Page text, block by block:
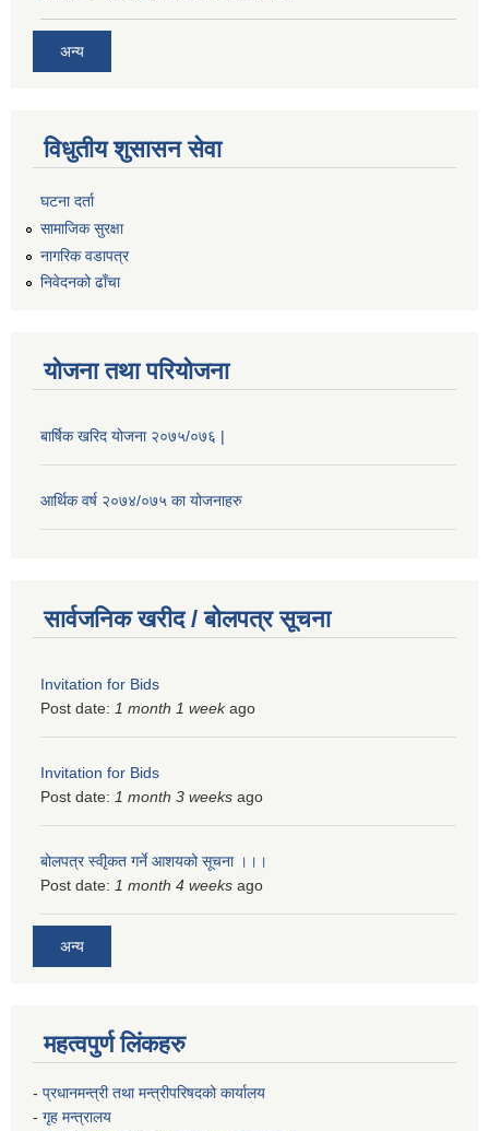
अन्य
विधुतीय शुसासन सेवा
घटना दर्ता
सामाजिक सुरक्षा
नागरिक वडापत्र
निवेदनको ढाँचा
योजना तथा परियोजना
बार्षिक खरिद योजना २०७५/०७६ |
आर्थिक वर्ष २०७४/०७५ का योजनाहरु
सार्वजनिक खरीद / बोलपत्र सूचना
Invitation for Bids
Post date: 1 month 1 weekago
Invitation for Bids
Post date: 1 month 3 weeks ago
बोलपत्र स्वीृकत गर्ने आशयको सूचना ।।।
Post date: 1 month 4 weeks ago
अन्य
महत्वपुर्ण लिंकहरु
- प्रधानमन्त्री तथा मन्त्रीपरिषदको कार्यालय
- गृह मन्त्रालय